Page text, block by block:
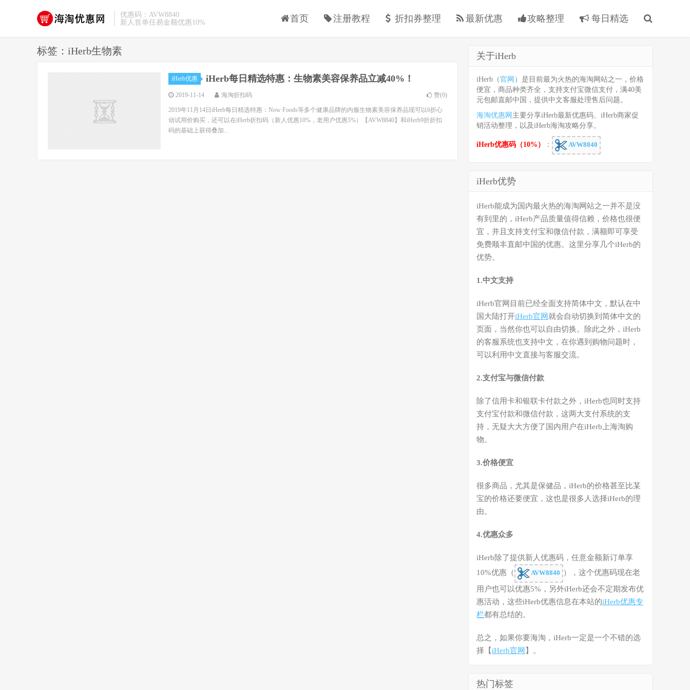
优惠码：AVW8840
新人首单任易金额优惠10%
首页 注册教程 折扣券整理 最新优惠 攻略整理 每日精选
标签：iHerb生物素
iHerb优惠 iHerb每日精选特惠：生物素美容保养品立减40%！
2019-11-14 海淘折扣码 赞(0)
2019年11月14日iHerb每日精选特惠：Now Foods等多个健康品牌的内服生物素美容保养品现可以6折心
动试用价购买，还可以在iHerb折扣码（新人优惠10%，老用户优惠5%）【AVW8840】和iHerb9折折扣
码的基础上获得叠加...
关于iHerb
iHerb（官网 ）是目前最为火热的海淘网站之一，价格
便宜，商品种类齐全，支持支付宝微信支付，满40美
元包邮直邮中国，提供中文客服处理售后问题。
海淘优惠网 主要分享iHerb最新优惠码、iHerb商家促
销活动整理，以及iHerb海淘攻略分享。
iHerb优惠码（10%） ： AVW8840
iHerb优势
iHerb能成为国内最火热的海淘网站之一并不是没
有到里的，iHerb产品质量值得信赖，价格也很便
宜，并且支持支付宝和微信付款，满额即可享受
免费顺丰直邮中国的优惠。这里分享几个iHerb的
优势。
1.中文支持
iHerb官网目前已经全面支持简体中文，默认在中
国大陆打开iHerb官网 就会自动切换到简体中文的
页面，当然你也可以自由切换。除此之外，iHerb
的客服系统也支持中文，在你遇到购物问题时，
可以利用中文直接与客服交流。
2.支付宝与微信付款
除了信用卡和银联卡付款之外，iHerb也同时支持
支付宝付款和微信付款，这两大支付系统的支
持，无疑大大方便了国内用户在iHerb上海淘购
物。
3.价格便宜
很多商品，尤其是保健品，iHerb的价格甚至比某
宝的价格还要便宜，这也是很多人选择iHerb的理
由。
4.优惠众多
iHerb除了提供新人优惠码，任意金额新订单享
10%优惠（
AVW8840 ），这个优惠码现在老
用户也可以优惠5%，另外iHerb还会不定期发布优
惠活动，这些iHerb优惠信息在本站的iHerb优惠专
栏都有总结的。
总之，如果你要海淘，iHerb一定是一个不错的选
择【iHerb官网 】。
热门标签